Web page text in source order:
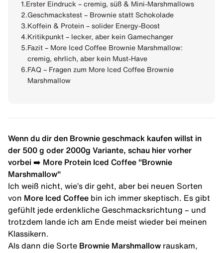
1. Erster Eindruck – cremig, süß & Mini-Marshmallows
2.Geschmackstest – Brownie statt Schokolade
3. Koffein & Protein – solider Energy-Boost
4. Kritikpunkt – lecker, aber kein Gamechanger
5. Fazit – More Iced Coffee Brownie Marshmallow:
cremig, ehrlich, aber kein Must-Have
6. FAQ – Fragen zum More Iced Coffee Brownie
Marshmallow
Wenn du dir den Brownie geschmack kaufen willst in
der 500 g oder 2000g Variante, schau hier vorher
vorbei ➡️ More Protein Iced Coffee "Brownie
Marshmallow"
Ich weiß nicht, wie’s dir geht, aber bei neuen Sorten
von More Iced Coffee bin ich immer skeptisch. Es gibt
gefühlt jede erdenkliche Geschmacksrichtung – und
trotzdem lande ich am Ende meist wieder bei meinen
Klassikern.
Als dann die Sorte Brownie Marshmallow rauskam,